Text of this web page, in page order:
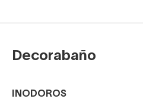
Decorabaño
INODOROS